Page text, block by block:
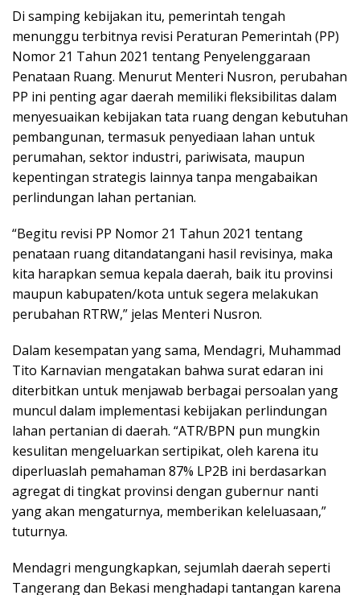
Di samping kebijakan itu, pemerintah tengah
menunggu terbitnya revisi Peraturan Pemerintah (PP)
Nomor 21 Tahun 2021 tentang Penyelenggaraan
Penataan Ruang. Menurut Menteri Nusron, perubahan
PP ini penting agar daerah memiliki fleksibilitas dalam
menyesuaikan kebijakan tata ruang dengan kebutuhan
pembangunan, termasuk penyediaan lahan untuk
perumahan, sektor industri, pariwisata, maupun
kepentingan strategis lainnya tanpa mengabaikan
perlindungan lahan pertanian.
“Begitu revisi PP Nomor 21 Tahun 2021 tentang
penataan ruang ditandatangani hasil revisinya, maka
kita harapkan semua kepala daerah, baik itu provinsi
maupun kabupaten/kota untuk segera melakukan
perubahan RTRW,” jelas Menteri Nusron.
Dalam kesempatan yang sama, Mendagri, Muhammad
Tito Karnavian mengatakan bahwa surat edaran ini
diterbitkan untuk menjawab berbagai persoalan yang
muncul dalam implementasi kebijakan perlindungan
lahan pertanian di daerah. “ATR/BPN pun mungkin
kesulitan mengeluarkan sertipikat, oleh karena itu
diperluaslah pemahaman 87% LP2B ini berdasarkan
agregat di tingkat provinsi dengan gubernur nanti
yang akan mengaturnya, memberikan keleluasaan,”
tuturnya.
Mendagri mengungkapkan, sejumlah daerah seperti
Tangerang dan Bekasi menghadapi tantangan karena